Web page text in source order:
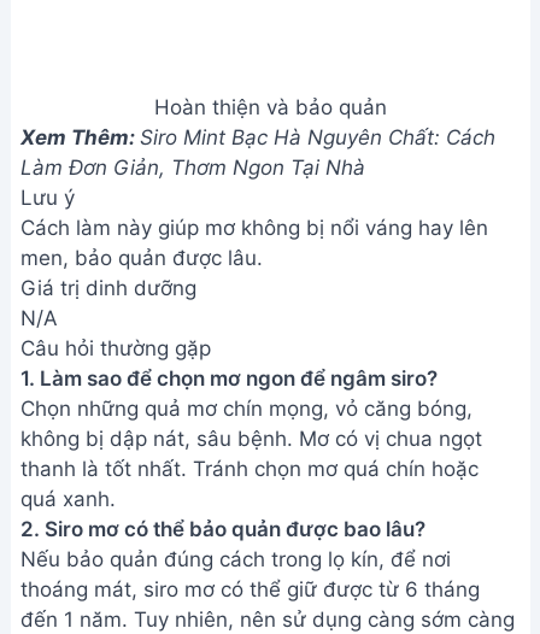
Hoàn thiện và bảo quản
Xem Thêm: Siro Mint Bạc Hà Nguyên Chất: Cách
Làm Đơn Giản, Thơm Ngon Tại Nhà
Lưu ý
Cách làm này giúp mơ không bị nổi váng hay lên
men, bảo quản được lâu.
Giá trị dinh dưỡng
N/A
Câu hỏi thường gặp
1. Làm sao để chọn mơ ngon để ngâm siro?
Chọn những quả mơ chín mọng, vỏ căng bóng,
không bị dập nát, sâu bệnh. Mơ có vị chua ngọt
thanh là tốt nhất. Tránh chọn mơ quá chín hoặc
quá xanh.
2. Siro mơ có thể bảo quản được bao lâu?
Nếu bảo quản đúng cách trong lọ kín, để nơi
thoáng mát, siro mơ có thể giữ được từ 6 tháng
đến 1 năm. Tuy nhiên, nên sử dụng càng sớm càng